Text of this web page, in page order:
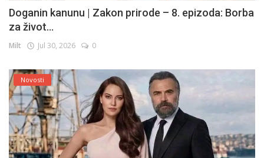
Doganin kanunu | Zakon prirode – 8. epizoda: Borba
za život...
Milt Jul 30, 2026 0
Novosti